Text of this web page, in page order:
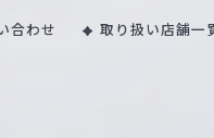
合わせ 取り扱い店舗一